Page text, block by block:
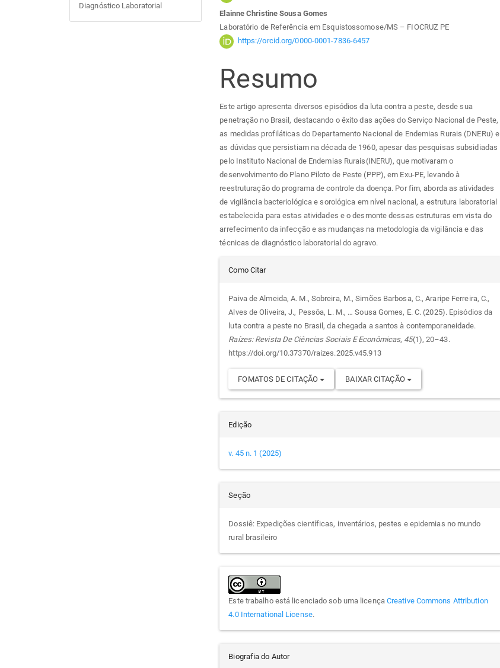
Diagnóstico Laboratorial
Elainne Christine Sousa Gomes
Laboratório de Referência em Esquistossomose/MS – FIOCRUZ PE
https://orcid.org/0000-0001-7836-6457
Resumo
Este artigo apresenta diversos episódios da luta contra a peste, desde sua
penetração no Brasil, destacando o êxito das ações do Serviço Nacional de Peste,
as medidas profiláticas do Departamento Nacional de Endemias Rurais (DNERu) e
as dúvidas que persistiam na década de 1960, apesar das pesquisas subsidiadas
pelo Instituto Nacional de Endemias Rurais(INERU), que motivaram o
desenvolvimento do Plano Piloto de Peste (PPP), em Exu-PE, levando à
reestruturação do programa de controle da doença. Por fim, aborda as atividades
de vigilância bacteriológica e sorológica em nível nacional, a estrutura laboratorial
estabelecida para estas atividades e o desmonte dessas estruturas em vista do
arrefecimento da infecção e as mudanças na metodologia da vigilância e das
técnicas de diagnóstico laboratorial do agravo.
Detalhes
do
artigo
Como Citar
Paiva de Almeida, A. M., Sobreira, M., Simões Barbosa, C., Araripe Ferreira, C.,
Alves de Oliveira, J., Pessôa, L. M., … Sousa Gomes, E. C. (2025). Episódios da
luta contra a peste no Brasil, da chegada a santos à contemporaneidade.
Raízes: Revista De Ciências Sociais E Econômicas, 45(1), 20–43.
https://doi.org/10.37370/raizes.2025.v45.913
FOMATOS DE CITAÇÃO BAIXAR CITAÇÃO
Edição
v. 45 n. 1 (2025)
Seção
Dossiê: Expedições científicas, inventários, pestes e epidemias no mundo
rural brasileiro
Este trabalho está licenciado sob uma licença Creative Commons Attribution
4.0 International License.
Biografia do Autor